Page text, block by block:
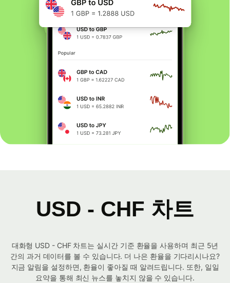
USD - CHF 차트
대화형 USD - CHF 차트는 실시간 기준 환율을 사용하며 최근 5년
간의 과거 데이터를 볼 수 있습니다. 더 나은 환율을 기다리시나요?
지금 알림을 설정하면, 환율이 좋아질 때 알려드립니다. 또한, 일일
요약을 통해 최신 뉴스를 놓치지 않을 수 있습니다.